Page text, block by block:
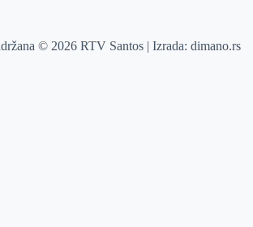
© 2026 RTV Santos | Izrada:dimano.rs